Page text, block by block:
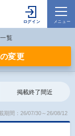
覧
変更
掲載終了間近
期間：26/07/30～26/08/12